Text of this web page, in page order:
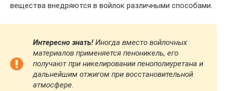
вещества внедряются в войлок различными способами.
Интересно знать! Иногда вместо войлочных
материалов применяется пеноникель, его
получают при никелировании пенополиуретана и
дальнейшим отжигом при восстановительной
атмосфере.